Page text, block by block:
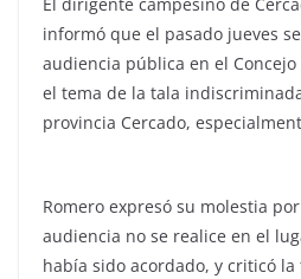
informó que el pasado jueves
audiencia pública en el
el tema de la tala
provincia Cercado,
Romero expresó su molestia
audiencia no se realice en el
había sido acordado, y criticó la